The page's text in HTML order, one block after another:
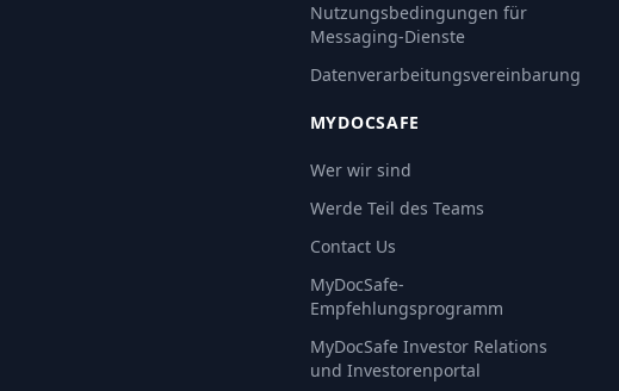
Nutzungsbedingungen für
Messaging-Dienste
Datenverarbeitungsvereinbarung
MYDOCSAFE
Wer wir sind
Werde Teil des Teams
Contact Us
MyDocSafe-
Empfehlungsprogramm
MyDocSafe Investor Relations
und Investorenportal